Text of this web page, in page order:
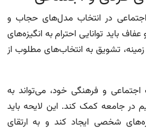
اجتماعی در انتخاب مدل‌های حجاب و
باید توانایی احترام به انگیزه‌های
تشویق به انتخاب‌های مطلوب از
و فرهنگی خود، می‌تواند به
جامعه کمک کند. این لایحه باید
شخصی ایجاد کند و به ارتقای